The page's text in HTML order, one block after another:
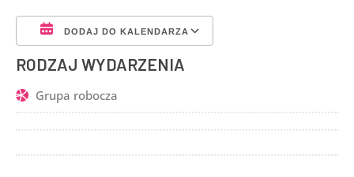
DODAJ DO KALENDARZA
Pobierz ICS
RODZAJ WYDARZENIA
Grupa robocza